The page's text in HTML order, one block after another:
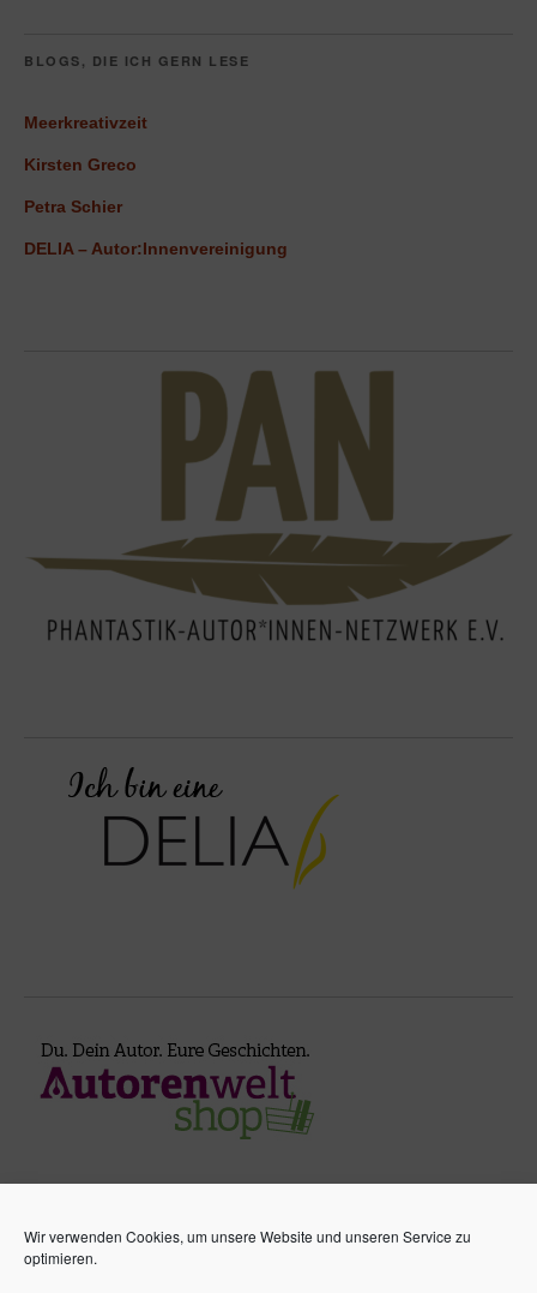
Wir verwenden Cookies, um unsere Website und unseren Service zu
optimieren.
BLOGS, DIE ICH GERN LESE
Meerkreativzeit
Kirsten Greco
Petra Schier
DELIA – Autor:Innenvereinigung